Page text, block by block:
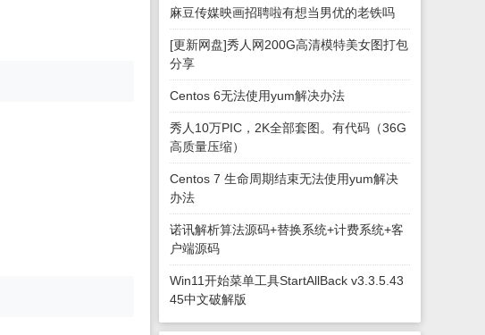
麻豆传媒映画招聘啦有想当男优的老铁吗
[更新网盘]秀人网200G高清模特美女图打包
分享
Centos 6无法使用yum解决办法
秀人10万PIC，2K全部套图。有代码（36G
高质量压缩）
Centos 7 生命周期结束无法使用yum解决
办法
诺讯解析算法源码+替换系统+计费系统+客
户端源码
Win11开始菜单工具StartAllBack v3.3.5.43
45中文破解版